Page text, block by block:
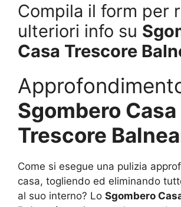
Compila il form per
ulteriori info su
Casa Trescore
Sgombero Casa
Trescore
Come si esegue una pulizia
casa, togliendo ed eliminando
al suo interno? Lo Sgombero